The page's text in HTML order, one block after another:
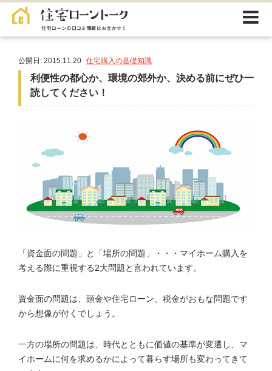
公開日: 2015.11.20 住宅購入の基礎知識
利便性の都心か、環境の郊外か、決める前にぜひ一
読してください！
「資金面の問題」と「場所の問題」・・・マイホーム購入を
考える際に重視する2大問題と言われています。
資金面の問題は、頭金や住宅ローン、税金がおもな問題です
から想像が付くでしょう。
一方の場所の問題は、時代とともに価値の基準が変遷し、マ
イホームに何を求めるかによって暮らす場所も変わってきて